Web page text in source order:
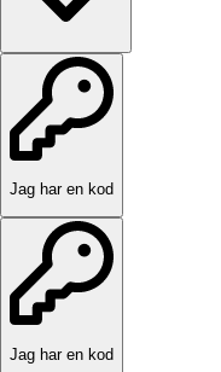
Jag har en kod
Jag har en kod